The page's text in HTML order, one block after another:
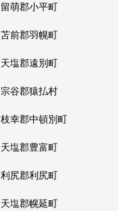
留萌郡小平町
苫前郡羽幌町
天塩郡遠別町
宗谷郡猿払村
枝幸郡中頓別町
天塩郡豊富町
利尻郡利尻町
天塩郡幌延町